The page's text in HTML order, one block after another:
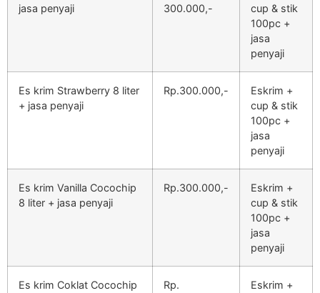
jasa penyaji
300.000,-
cup & stik
100pc +
jasa
penyaji
Es krim Strawberry 8 liter
+ jasa penyaji
Rp.300.000,-
Eskrim +
cup & stik
100pc +
jasa
penyaji
Es krim Vanilla Cocochip
8 liter + jasa penyaji
Rp.300.000,-
Eskrim +
cup & stik
100pc +
jasa
penyaji
Es krim Coklat Cocochip
Rp.
Eskrim +